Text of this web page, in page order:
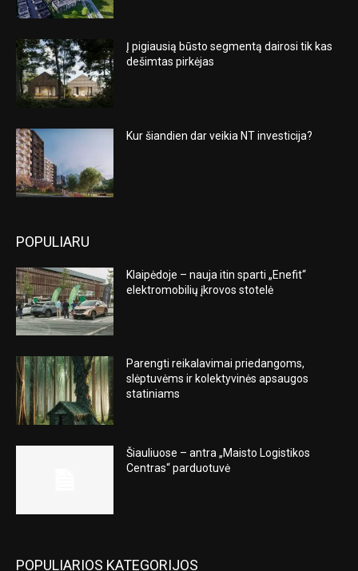
Į pigiausią būsto segmentą dairosi tik kas
dešimtas pirkėjas
Kur šiandien dar veikia NT investicija?
POPULIARU
Klaipėdoje – nauja itin sparti „Enefit“
elektromobilių įkrovos stotelė
Parengti reikalavimai priedangoms,
slėptuvėms ir kolektyvinės apsaugos
statiniams
Šiauliuose – antra „Maisto Logistikos
Centras“ parduotuvė
POPULIARIOS KATEGORIJOS